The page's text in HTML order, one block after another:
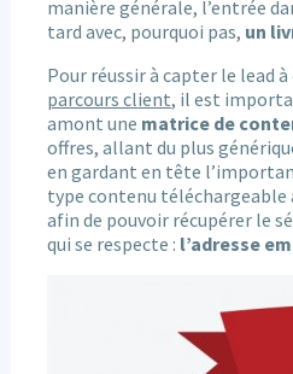
manière générale, l’entrée
tard avec, pourquoi pas, un
Pour réussir à capter le lead à
parcours client, il est
amont une matrice de
offres, allant du plus
en gardant en tête
type contenu téléchargeable
afin de pouvoir récupérer le
qui se respecte : l’adresse